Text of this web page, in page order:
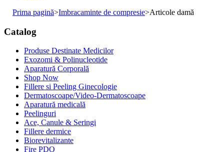
Prima pagină>Imbracaminte de compresie>Articole damă
Catalog
Produse Destinate Medicilor
Exozomi & Polinucleotide
Aparatură Corporală
Shop Now
Fillere si Peeling Ginecologie
Dermatoscoape/Video-Dermatoscoape
Aparatură medicală
Peelinguri
Ace, Canule & Seringi
Fillere dermice
Biorevitalizante
Fire PDO